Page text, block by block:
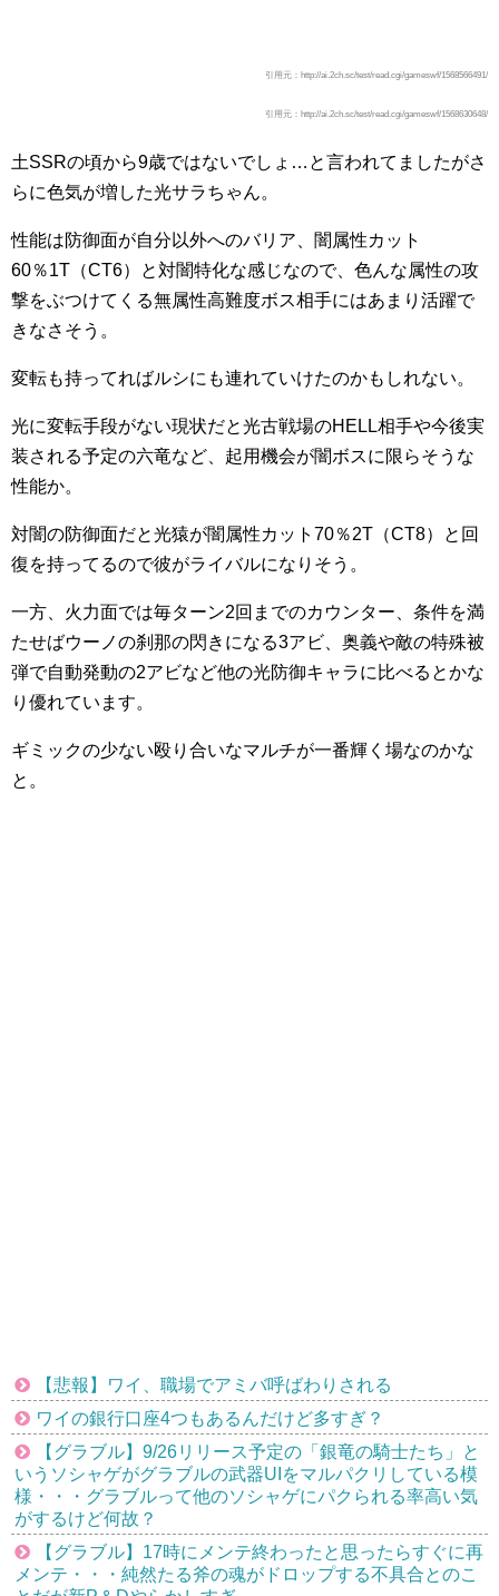
引用元：http://ai.2ch.sc/test/read.cgi/gameswf/1568566491/
引用元：http://ai.2ch.sc/test/read.cgi/gameswf/1568630648/
土SSRの頃から9歳ではないでしょ…と言われてましたがさ
らに色気が増した光サラちゃん。
性能は防御面が自分以外へのバリア、闇属性カット
60％1T（CT6）と対闇特化な感じなので、色んな属性の攻
撃をぶつけてくる無属性高難度ボス相手にはあまり活躍で
きなさそう。
変転も持ってればルシにも連れていけたのかもしれない。
光に変転手段がない現状だと光古戦場のHELL相手や今後実
装される予定の六竜など、起用機会が闇ボスに限らそうな
性能か。
対闇の防御面だと光猿が闇属性カット70％2T（CT8）と回
復を持ってるので彼がライバルになりそう。
一方、火力面では毎ターン2回までのカウンター、条件を満
たせばウーノの刹那の閃きになる3アビ、奥義や敵の特殊被
弾で自動発動の2アビなど他の光防御キャラに比べるとかな
り優れています。
ギミックの少ない殴り合いなマルチが一番輝く場なのかな
と。
【悲報】ワイ、職場でアミバ呼ばわりされる
ワイの銀行口座4つもあるんだけど多すぎ？
【グラブル】9/26リリース予定の「銀竜の騎士たち」と
いうソシャゲがグラブルの武器UIをマルパクリしている模
様・・・グラブルって他のソシャゲにパクられる率高い気
がするけど何故？
【グラブル】17時にメンテ終わったと思ったらすぐに再
メンテ・・・純然たる斧の魂がドロップする不具合とのこ